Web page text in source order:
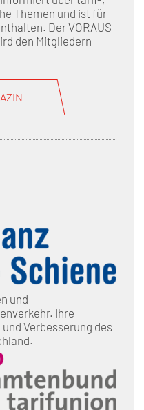
Themen und ist für
Der VORAUS
den Mitgliedern
und
Ihre
Verbesserung des